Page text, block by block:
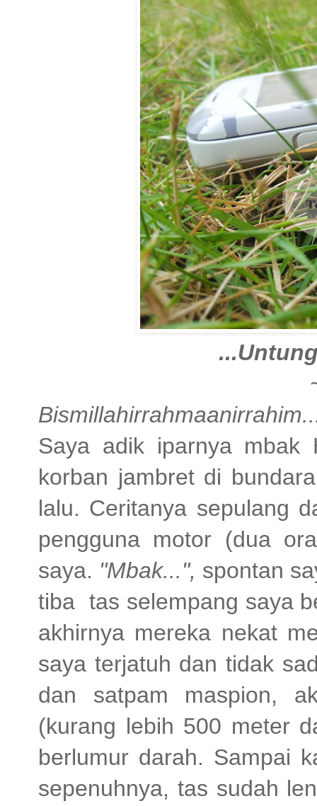
Saya adik iparnya mbak
korban jambret di
lalu. Ceritanya sepulang
pengguna motor (dua
saya. "Mbak...", spontan
tiba tas selempang saya
akhirnya mereka nekat
saya terjatuh dan tidak
dan satpam maspion,
(kurang lebih 500 meter
berlumur darah. Sampai
sepenuhnya, tas sudah